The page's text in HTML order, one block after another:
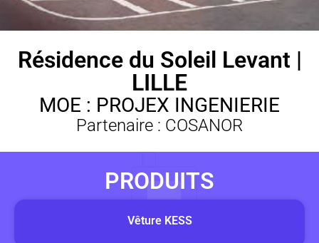
Résidence du Soleil Levant |
LILLE
MOE : PROJEX INGENIERIE
Partenaire : COSANOR
PRODUITS
Vêture KESS